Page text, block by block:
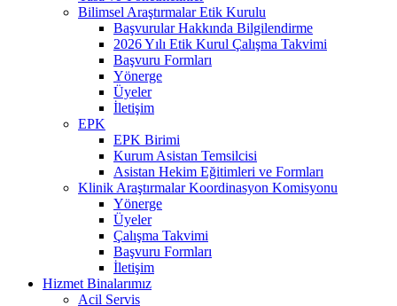
Bilimsel Araştırmalar Etik Kurulu
Başvurular Hakkında Bilgilendirme
2026 Yılı Etik Kurul Çalışma Takvimi
Başvuru Formları
Yönerge
Üyeler
İletişim
EPK
EPK Birimi
Kurum Asistan Temsilcisi
Asistan Hekim Eğitimleri ve Formları
Klinik Araştırmalar Koordinasyon Komisyonu
Yönerge
Üyeler
Çalışma Takvimi
Başvuru Formları
İletişim
Hizmet Binalarımız
Acil Servis